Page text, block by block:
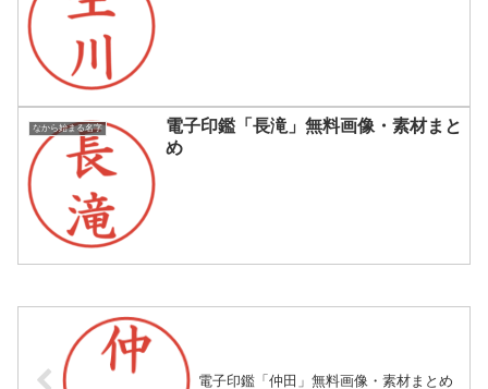
なから始まる名字
電子印鑑「長滝」無料画像・素材まと
め
電子印鑑「仲田」無料画像・素材まとめ